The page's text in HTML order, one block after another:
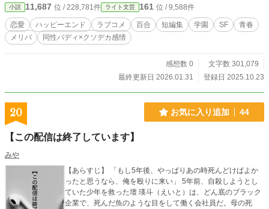
小説 11,687 位 / 228,781件 ライト文芸 161 位 / 9,588件
恋愛 ハッピーエンド ラブコメ 百合 短編集 学園 SF
青春
メリバ
同性バディ×クソデカ感情
感想数 0
文字数 301,079
最終更新日 2026.01.31
登録日 2025.10.23
20 お気に入り追加 44
【この配信は終了しています】
みや
【あらすじ】 「もし5年後、やっぱりあの時死んどけばよか
ったと思うなら、俺を殴りに来い」 5年前、自殺しようとし
ていた少年を救った壇 瑛斗（えいと）は、どん底のブラック
企業で、死んだ魚のような目をして働く会社員だ。母の死